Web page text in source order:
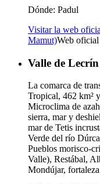
Dónde: Padul
Visitar la web
Mamut)Web
Valle de Lecrín
La comarca de
Tropical, 462 km²
Microclima de
sierra, mar y
mar de Tetis
Verde del río
Pueblos morisco-
Valle), Restábal,
Mondújar,